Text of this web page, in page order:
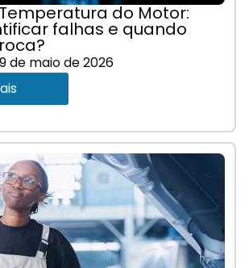
do Motor:
falhas e quando
de maio de 2026